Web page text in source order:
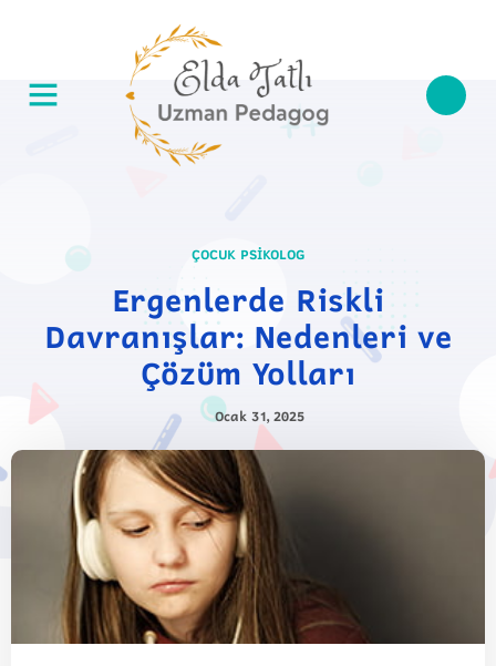
ÇOCUK PSIKOLOG
Ergenlerde Riskli
Davranışlar: Nedenleri ve
Çözüm Yolları
Ocak 31, 2025